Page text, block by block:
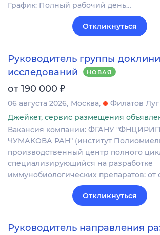
График: Полный рабочий день…
Откликнуться
Руководитель группы
исследований
НОВАЯ
от 190 000 ₽
06 августа 2026 Москва
Филатов Луг
Джейкет, сервис размещения
Вакансия компании: ФГАНУ
ЧУМАКОВА РАН" (институт
производственный центр полного
специализирующийся на разработке
иммунобиологических препаратов: от
Откликнуться
Руководитель направления